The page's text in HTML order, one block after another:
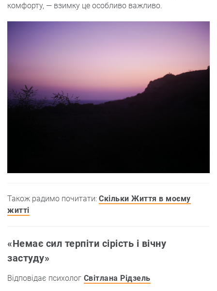
комфорту, — взимку це особливо важливо.
Також радимо почитати: Скільки Життя в моєму
житті
«Немає сил терпіти сірість і вічну
застуду»
Відповідає психолог Світлана Рідзель